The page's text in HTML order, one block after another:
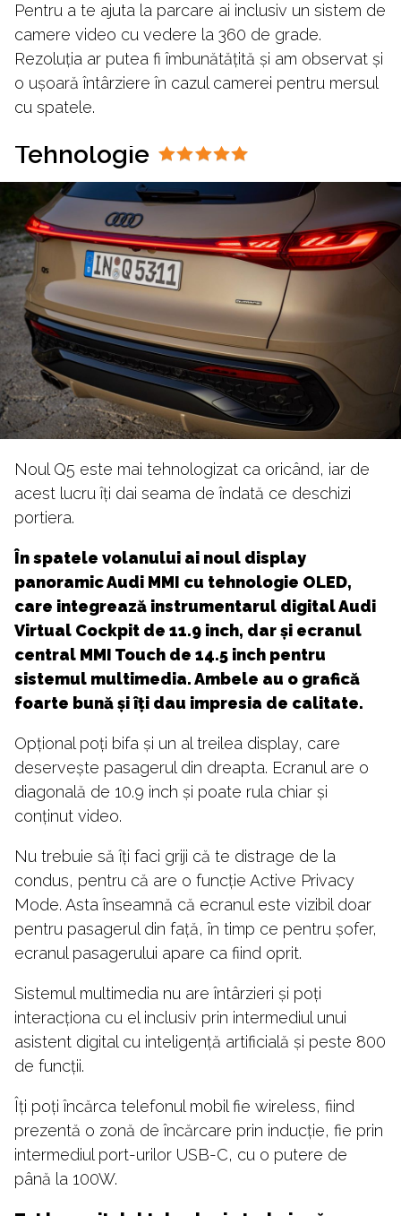
Pentru a te ajuta la parcare ai inclusiv un sistem de
camere video cu vedere la 360 de grade.
Rezoluția ar putea fi îmbunătățită și am observat și
o ușoară întârziere în cazul camerei pentru mersul
cu spatele.
Tehnologie
Noul Q5 este mai tehnologizat ca oricând, iar de
acest lucru îți dai seama de îndată ce deschizi
portiera.
În spatele volanului ai noul display
panoramic Audi MMI cu tehnologie OLED,
care integrează instrumentarul digital Audi
Virtual Cockpit de 11.9 inch, dar și ecranul
central MMI Touch de 14.5 inch pentru
sistemul multimedia. Ambele au o grafică
foarte bună și îți dau impresia de calitate.
Opțional poți bifa și un al treilea display, care
deservește pasagerul din dreapta. Ecranul are o
diagonală de 10.9 inch și poate rula chiar și
conținut video.
Nu trebuie să îți faci griji că te distrage de la
condus, pentru că are o funcție Active Privacy
Mode. Asta înseamnă că ecranul este vizibil doar
pentru pasagerul din față, în timp ce pentru șofer,
ecranul pasagerului apare ca fiind oprit.
Sistemul multimedia nu are întârzieri și poți
interacționa cu el inclusiv prin intermediul unui
asistent digital cu inteligență artificială și peste 800
de funcții.
Îți poți încărca telefonul mobil fie wireless, fiind
prezentă o zonă de încărcare prin inducție, fie prin
intermediul port-urilor USB-C, cu o putere de
până la 100W.